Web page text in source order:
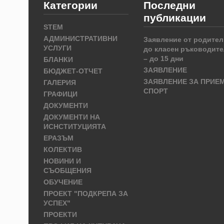
Категории
STEM
АДМИНИСТРАТИВНИ
УСЛУГИ
БЛАНКИ
БЮДЖЕТ-ОТЧЕТ
ГАЛЕРИЯ
ГРАФИЦИ
ДОКУМЕНТИ
ДОКУМЕНТИ НА
ИСНСТИТУЦИЯТА
ЕРАЗЪМ
КОЛЕКТИВ
НОВИНИ И
СЪОБЩЕНИЯ
ОБУЧЕНИЕ
ПРОЕКТ "ПОДКРЕПА ЗА
УСПЕХ"
ПРОЕКТИ
Последни
публикации
Заявление от родител
до класен
– до 15 дни
ЗАЯВЛЕНИЕ
ЗАЯВЛЕНИЕ ЗА
СПОРТ